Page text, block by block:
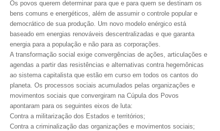
PUBLICIDADE
MANUAL DE REDAÇÃO
RELEASES
CONTATO
Os povos querem determinar para que e para quem se destinam os
bens comuns e energéticos, além de assumir o controle popular e
democrático de sua produção. Um novo modelo enérgico está
baseado em energias renováveis descentralizadas e que garanta
energia para a população e não para as corporações.
A transformação social exige convergências de ações, articulações e
agendas a partir das resistências e alternativas contra hegemônicas
ao sistema capitalista que estão em curso em todos os cantos do
planeta. Os processos sociais acumulados pelas organizações e
movimentos sociais que convergiram na Cúpula dos Povos
apontaram para os seguintes eixos de luta:
Contra a militarização dos Estados e territórios;
Contra a criminalização das organizações e movimentos sociais;